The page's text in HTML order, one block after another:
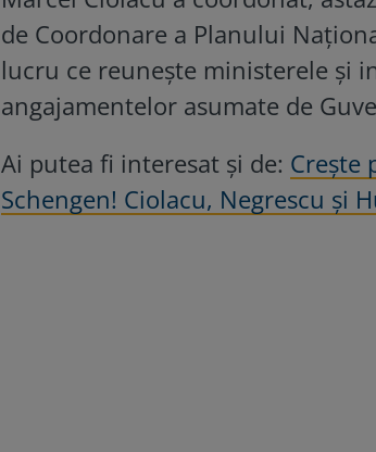
de Coordonare a Planului
lucru ce reunește ministerele și
angajamentelor asumate de
Ai putea fi interesat și de: Crește
Schengen! Ciolacu, Negrescu și